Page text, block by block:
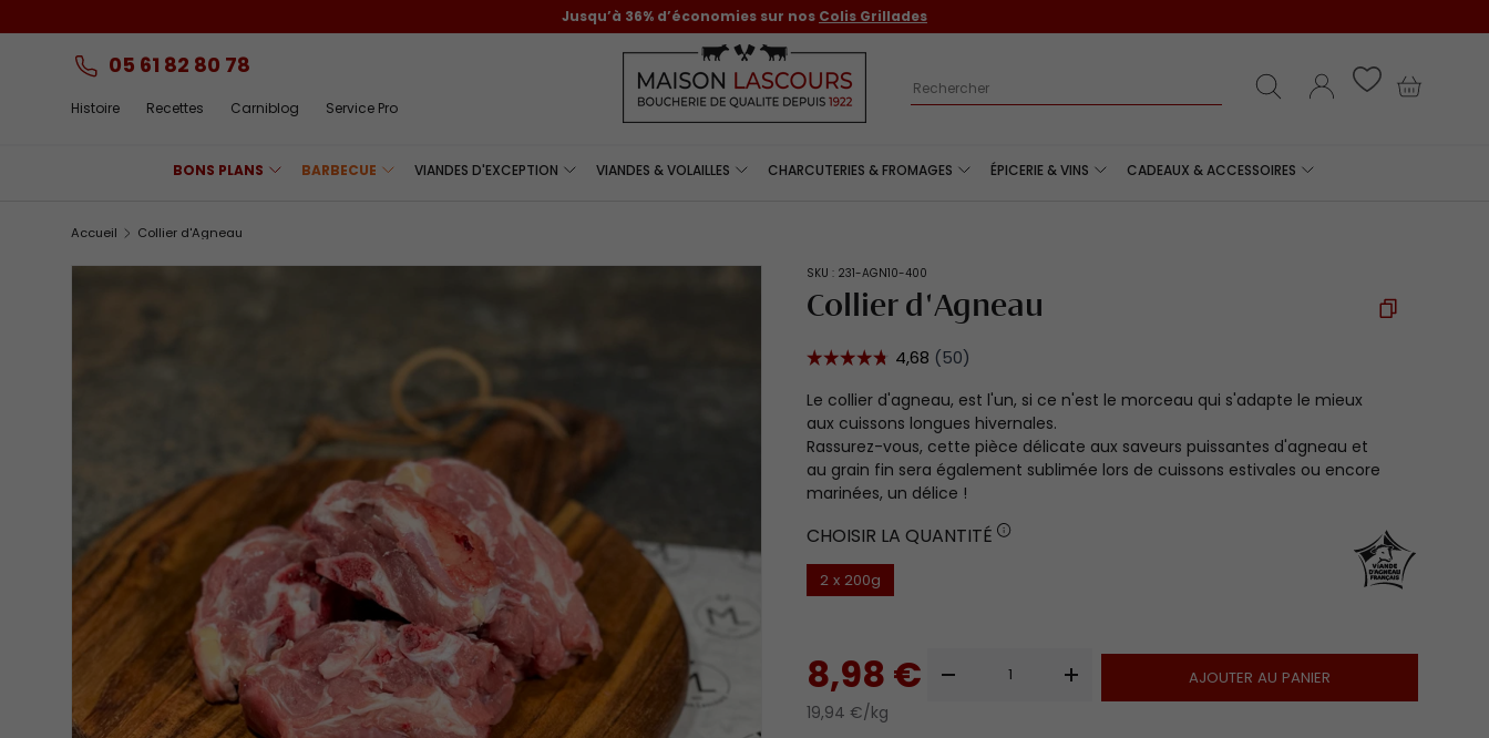
Aller au contenu
Jusqu’à 36% d’économies sur nos Colis Grillades
05 61 82 80 78
Histoire Recettes Carniblog Service Pro
Recherche
RechercheSe connecterPanier
BONS PLANS BARBECUE VIANDES D'EXCEPTION VIANDES & VOLAILLES CHARCUTERIES & FROMAGES ÉPICERIE & VINS CADEAUX & ACCESSOIRES
Accueil Collier d'Agneau
SKU : 231-AGN10-400
Collier d'Agneau
Le collier d'agneau, est l'un, si ce n'est le morceau qui s'adapte le mieux
aux cuissons longues hivernales.
Rassurez-vous, cette pièce délicate aux saveurs puissantes d'agneau et
au grain fin sera également sublimée lors de cuissons estivales ou encore
marinées, un délice !
CHOISIR LA QUANTITÉ
2 x 200g
8,98 €
19,94 €/kg
-
+ AJOUTER AU PANIER